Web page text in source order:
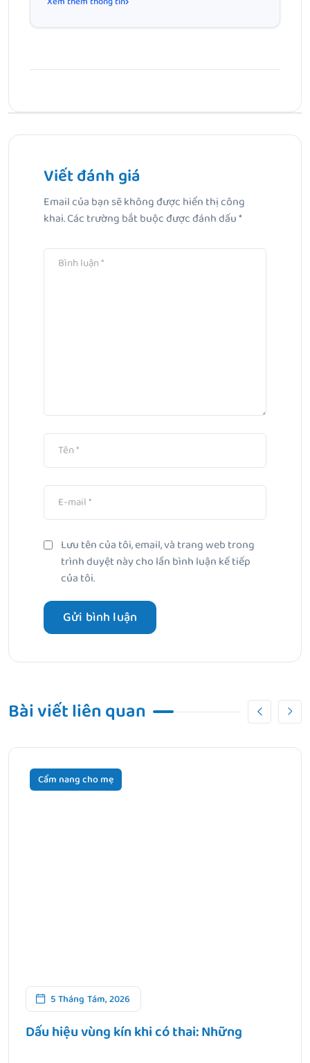
Kem Rạn Da Cho Bà Bầu: Cẩm Nang Toàn Diện Giúp Mẹ Tự
Bài Tiếp Theo
Top 10 kem dưỡng ẩm cho mẹ bầu lành tính và hiệu quả
Viết đánh giá
Email của bạn sẽ không được hiển thị công
khai.Các trường bắt buộc được đánh dấu*
Lưu tên của tôi, email, và trang web trong
trình duyệt này cho lần bình luận kế tiếp
của tôi.
Bài viết liên quan
Cẩm nang cho mẹ
5 Tháng Tám, 2026
Dấu hiệu vùng kín khi có thai: Những